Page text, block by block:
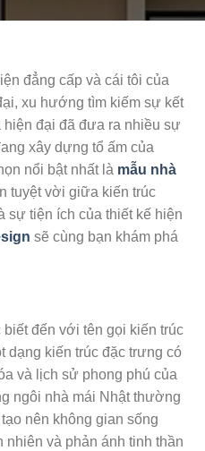
đẳng cấp và cái tôi của
xu hướng tìm kiếm sự kết
đại đã đưa ra nhiều sự
xây dựng tổ ấm của
nổi bật nhất là mẫu nhà
tuyệt vời giữa kiến trúc
sự tiện ích của thiết kế hiện
sẽ cùng bạn khám phá
đến với tên gọi kiến trúc
dạng kiến trúc đặc trưng có
và lịch sử phong phú của
ngôi nhà mái Nhật thường
nên không gian sống
nhiên và phản ánh tinh thần